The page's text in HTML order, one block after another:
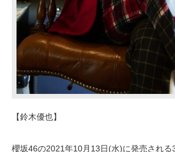
【鈴木優也】
櫻坂46の2021年10月13日(水)に発売される